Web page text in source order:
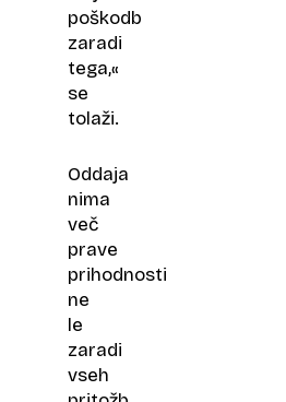
poškodb
zaradi
tega,«
se
tolaži.
Oddaja
nima
več
prave
prihodnosti
ne
le
zaradi
vseh